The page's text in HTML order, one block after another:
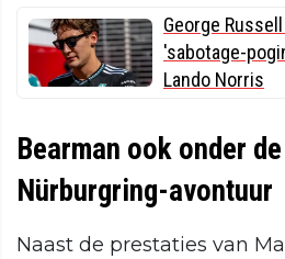
George
'sabotage-
Lando Norris
Bearman ook onder
Nürburgring-avontuur
Naast de prestaties van